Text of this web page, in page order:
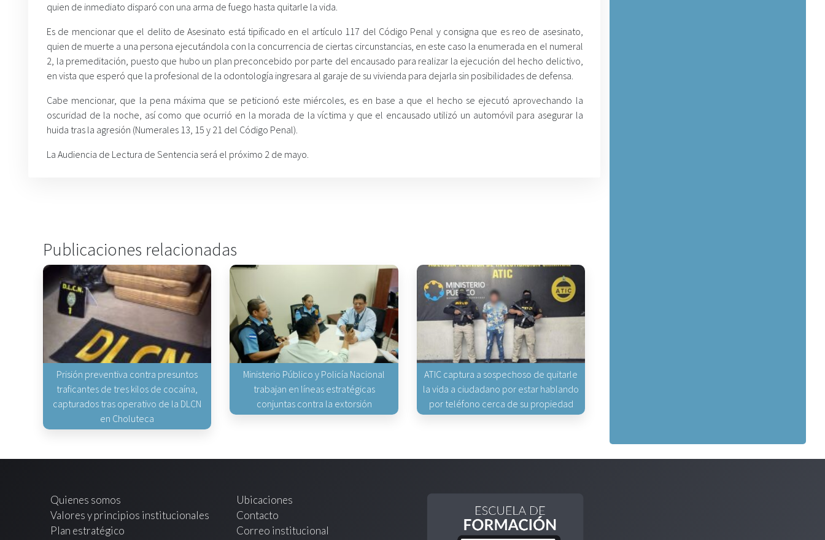
quien de inmediato disparó con una arma de fuego hasta quitarle la vida.
Es de mencionar que el delito de Asesinato está tipificado en el artículo 117 del Código Penal y consigna que es reo de asesinato,
quien de muerte a una persona ejecutándola con la concurrencia de ciertas circunstancias, en este caso la enumerada en el numeral
2, la premeditación, puesto que hubo un plan preconcebido por parte del encausado para realizar la ejecución del hecho delictivo,
en vista que esperó que la profesional de la odontología ingresara al garaje de su vivienda para dejarla sin posibilidades de defensa.
Cabe mencionar, que la pena máxima que se peticionó este miércoles, es en base a que el hecho se ejecutó aprovechando la
oscuridad de la noche, así como que ocurrió en la morada de la víctima y que el encausado utilizó un automóvil para asegurar la
huida tras la agresión (Numerales 13, 15 y 21 del Código Penal).
La Audiencia de Lectura de Sentencia será el próximo 2 de mayo.
Publicaciones relacionadas
Prisión preventiva contra presuntos
traficantes de tres kilos de cocaína,
capturados tras operativo de la DLCN
en Choluteca
Ministerio Público y Policía Nacional
trabajan en líneas estratégicas
conjuntas contra la extorsión
ATIC captura a sospechoso de quitarle
la vida a ciudadano por estar hablando
por teléfono cerca de su propiedad
Quienes somos
Valores y principios institucionales
Plan estratégico
Ubicaciones
Contacto
Correo institucional